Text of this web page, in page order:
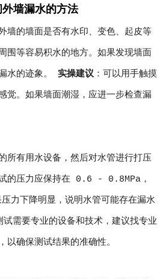
墙漏水的方法
墙的墙面是否有水印、变色、起皮等
围等容易积水的地方。如果发现墙面
水的迹象。 实操建议：可以用手触摸
觉。如果墙面潮湿，应进一步检查漏
所有用水设备，然后对水管进行打压
的压力应保持在 0.6 - 0.8MPa，
力下降明显，说明水管可能存在漏水
试需要专业的设备和技术，建议找专业
以确保测试结果的准确性。